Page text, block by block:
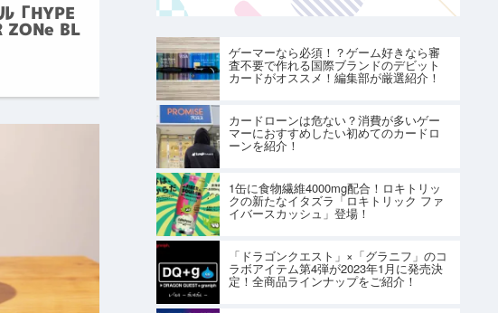
「HYPE
ZONe BL
ゲーマーなら必須！？ゲーム好きなら審
査不要で作れる国際ブランドのデビット
カードがオススメ！編集部が厳選紹介！
カードローンは危ない？消費が多いゲー
マーにおすすめしたい初めてのカードロ
ーンを紹介！
1缶に食物繊維4000mg配合！ロキトリッ
クの新たなイタズラ「ロキトリック ファ
イバースカッシュ」登場！
「ドラゴンクエスト」×「グラニフ」のコ
ラボアイテム第4弾が2023年1月に発売決
定！全商品ラインナップをご紹介！